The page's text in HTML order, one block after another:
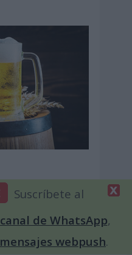
Suscríbete al
canal de WhatsApp,
mensajes webpush.